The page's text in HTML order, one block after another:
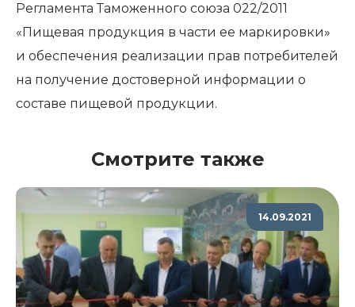
Регламента Таможенного союза 022/2011
«Пищевая продукция в части ее маркировки»
и обеспечения реализации прав потребителей
на получение достоверной информации о
составе пищевой продукции.
Смотрите также
14.09.2021